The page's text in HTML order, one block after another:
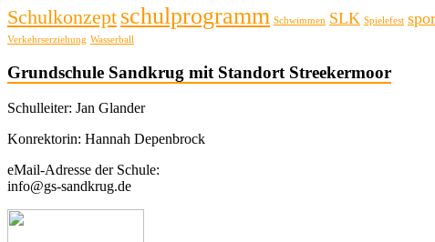
Schulkonzept schulprogramm Schwimmen SLK Spielefest
Verkehrserziehung Wasserball
Grundschule Sandkrug mit Standort Streekermoor
Schulleiter: Jan Glander
Konrektorin: Hannah Depenbrock
eMail-Adresse der Schule:
info@gs-sandkrug.de